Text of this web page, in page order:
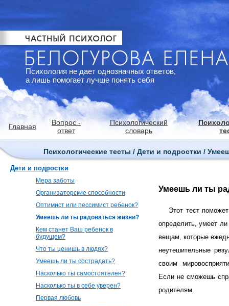
Психология не дает однозначных ответов,
а лишь помогает лучше понять себя
Главная
Вопрос -
ответ
Психологический
словарь
Психологические тесты / Дети и подростки /
Дети и подростки
Мера заботы
Организаторские способности
Оптимист или пессимист ребенок?
Умеешь ли ты радоваться жизни?
Кем станет Ваш ребенок в
будущем?
Что ты ценишь в людях?
Умеешь ли ты сострадать?
Насколько ты самостоятелен?
Насколько ты в себе уверен?
Первая любовь
Умеешь ли ты
Этот тест
определить, умеет
вещам, которые
неутешительные
своим
Если не сможешь
родителям.